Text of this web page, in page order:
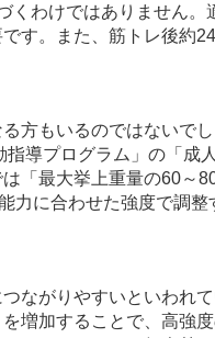
くわけではありません。
す。また、筋トレ後約
方もいるのではないでし
導プログラム」の「成
「最大挙上重量の60～
力に合わせた強度で調整
ながりやすいといわれて
増加することで、高強